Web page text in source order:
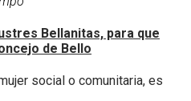
Bellanitas, para que
de Bello
social o comunitaria, es